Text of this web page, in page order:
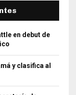
en debut de
y clasifica al